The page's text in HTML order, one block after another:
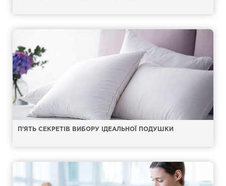
П'ЯТЬ СЕКРЕТІВ ВИБОРУ ІДЕАЛЬНОЇ ПОДУШКИ